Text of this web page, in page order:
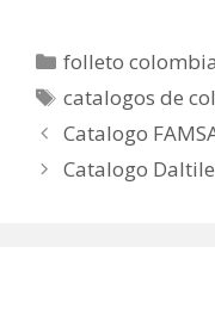
Categorías
folleto colombia
Etiquetas
catalogos de
Catalogo
Catalogo